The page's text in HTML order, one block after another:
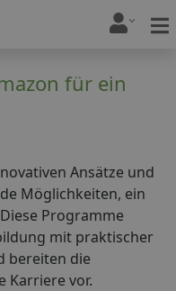
für ein
Ansätze und
Möglichkeiten, ein
Programme
mit praktischer
bereiten die
Karriere vor.